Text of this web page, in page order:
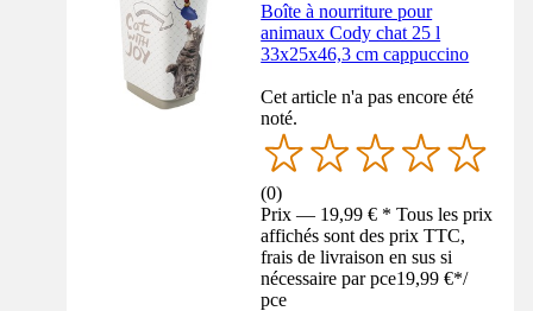
Boîte à nourriture pour
animaux Cody chat 25 l
33x25x46,3 cm cappuccino
Cet article n'a pas encore été
noté.
(0)
Prix — 19,99 € * Tous les prix
affichés sont des prix TTC,
frais de livraison en sus si
nécessaire par pce19,99 €*/
pce